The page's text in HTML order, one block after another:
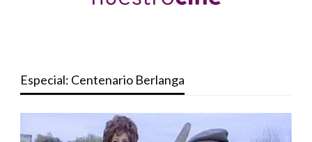
Especial: Centenario Berlanga